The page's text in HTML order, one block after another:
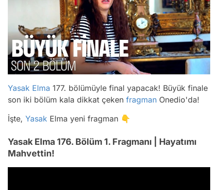
Yasak Elma 177. bölümüyle final yapacak! Büyük finale
son iki bölüm kala dikkat çeken fragman Onedio'da!
İşte, Yasak Elma yeni fragman 👇
Yasak Elma 176. Bölüm 1. Fragmanı | Hayatımı
Mahvettin!